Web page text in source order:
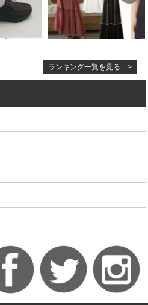
ランキング一覧を見る >